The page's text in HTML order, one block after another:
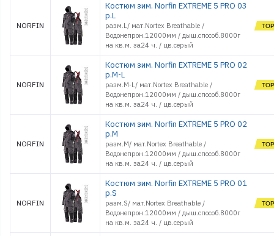
NORFIN
Костюм зим. Norfin EXTREME 5 PRO 03
р.L
разм.L/ мат.Nortex Breathable /
Водонепрон.12000мм / дыш.способ.8000г
на кв.м. за24 ч. / цв.серый
NORFIN
Костюм зим. Norfin EXTREME 5 PRO 02
р.M-L
разм.M-L/ мат.Nortex Breathable /
Водонепрон.12000мм / дыш.способ.8000г
на кв.м. за24 ч. / цв.серый
NORFIN
Костюм зим. Norfin EXTREME 5 PRO 02
р.M
разм.M/ мат.Nortex Breathable /
Водонепрон.12000мм / дыш.способ.8000г
на кв.м. за24 ч. / цв.серый
NORFIN
Костюм зим. Norfin EXTREME 5 PRO 01
р.S
разм.S/ мат.Nortex Breathable /
Водонепрон.12000мм / дыш.способ.8000г
на кв.м. за24 ч. / цв.серый